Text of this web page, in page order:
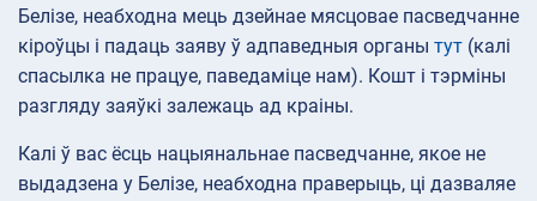
Белізе, неабходна мець дзейнае мясцовае пасведчанне
кіроўцы і падаць заяву ў адпаведныя органы тут (калі
спасылка не працуе, паведаміце нам). Кошт і тэрміны
разгляду заяўкі залежаць ад краіны.
Калі ў вас ёсць нацыянальнае пасведчанне, якое не
выдадзена у Белізе, неабходна праверыць, ці дазваляе